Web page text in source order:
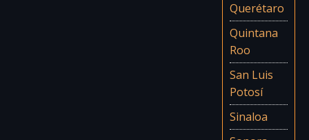
Querétaro
Quintana
Roo
San Luis
Potosí
Sinaloa